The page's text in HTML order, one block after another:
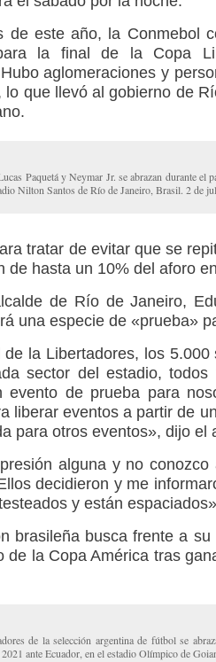
de este año, la Conmebol
la final de la Copa
aglomeraciones y
lo que llevó al gobierno de
Paquetá y Neymar Jr. se abrazan durante el
Nilton Santos de Río de Janeiro, Brasil. 2 de
tratar de evitar que se
de hasta un 10% del aforo
de Río de Janeiro,
una especie de «prueba»
la Libertadores, los
sector del estadio,
evento de prueba para
liberar eventos a partir de
para otros eventos», dijo el
alguna y no
decidieron y me
y están
brasileña busca frente a
de la Copa América tras
de la selección argentina de fútbol se
ante Ecuador, en el estadio Olímpico de